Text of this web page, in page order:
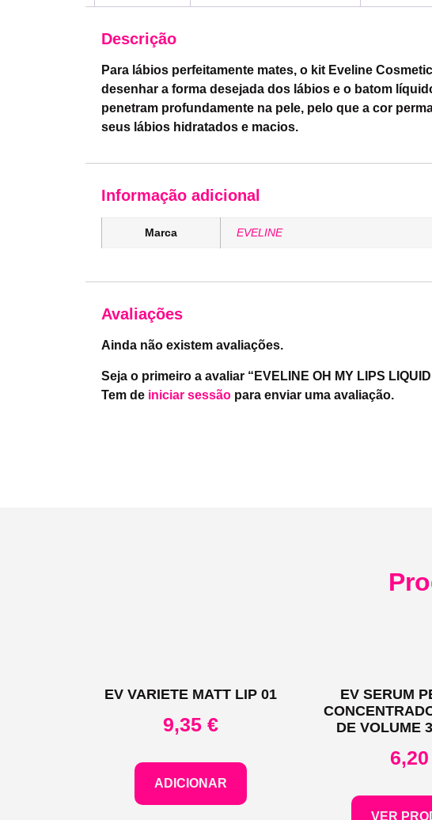
Descrição
Para lábios perfeitamente mates, o kit Eveline
desenhar a forma desejada dos lábios e o batom
penetram profundamente na pele, pelo que a cor
seus lábios hidratados e macios.
Informação adicional
Marca EVELINE
Avaliações
Ainda não existem avaliações.
Seja o primeiro a avaliar “EVELINE OH MY LIPS
Tem de iniciar sessãopara enviar uma avaliação.
EV VARIETE MATT LIP 01
9,35€
ADICIONAR
EV SERUM
DE VOLUME
VER